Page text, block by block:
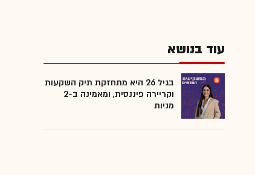
עוד בנושא
בגיל 26 היא מתחזקת תיק השקעות
וקריירה פיננסית, ומאמינה ב-2
מניות